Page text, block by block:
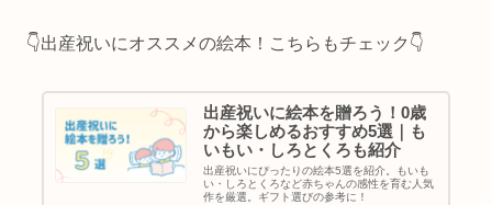
👇️出産祝いにオススメの絵本！こちらもチェック👇️
出産祝いに絵本を贈ろう！0歳
から楽しめるおすすめ5選｜も
いもい・しろとくろも紹介
出産祝いにぴったりの絵本5選を紹介。もいも
い・しろとくろなど赤ちゃんの感性を育む人気
作を厳選。ギフト選びの参考に！